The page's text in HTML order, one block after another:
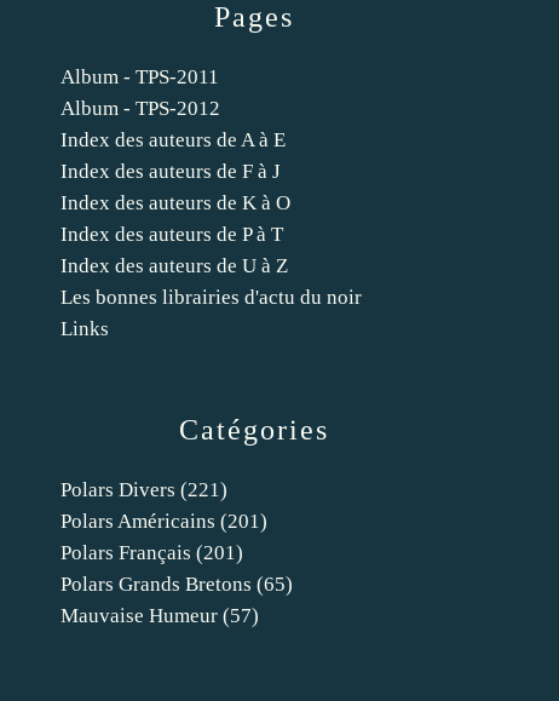
Catégories
Polars Divers (221)
Polars Américains (201)
Polars Français (201)
Polars Grands Bretons (65)
Mauvaise Humeur (57)
Pages
Album - TPS-2011
Album - TPS-2012
Index des auteurs de A à E
Index des auteurs de F à J
Index des auteurs de K à O
Index des auteurs de P à T
Index des auteurs de U à Z
Les bonnes librairies d'actu du noir
Links